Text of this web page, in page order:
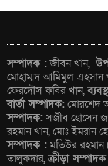
সম্পাদক :জীবন খান,
মোহাম্মদ আমিমুল
ফেরদৌস কবির খান,
বার্তা সম্পাদক: মোরশেদ
সম্পাদক:সজীব হোসেন
রহমান খান, মোঃ ইমরান
সম্পাদক :মতিউর রহমান
তালুকদার,ক্রীড়া